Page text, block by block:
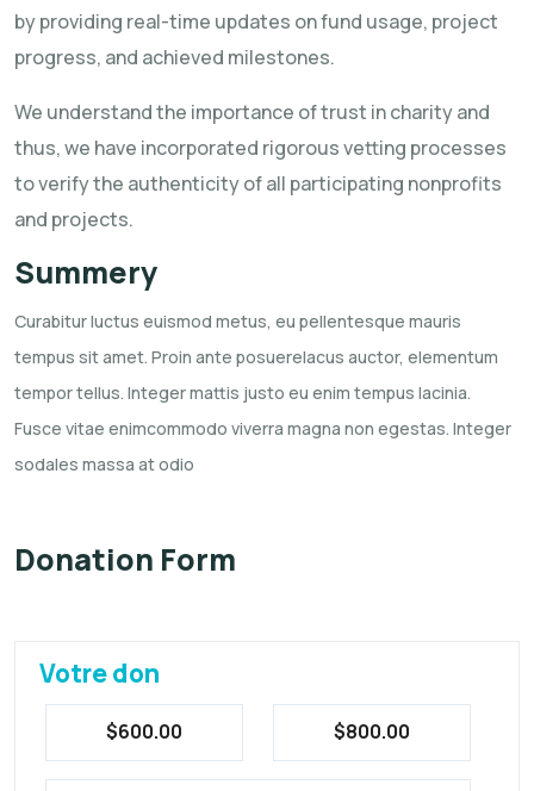
by providing real-time updates on fund usage, project
progress, and achieved milestones.
We understand the importance of trust in charity and
thus, we have incorporated rigorous vetting processes
to verify the authenticity of all participating nonprofits
and projects.
Summery
Curabitur luctus euismod metus, eu pellentesque mauris
tempus sit amet. Proin ante posuerelacus auctor, elementum
tempor tellus. Integer mattis justo eu enim tempus lacinia.
Fusce vitae enimcommodo viverra magna non egestas. Integer
sodales massa at odio
Donation Form
Votre don
$600.00 $800.00